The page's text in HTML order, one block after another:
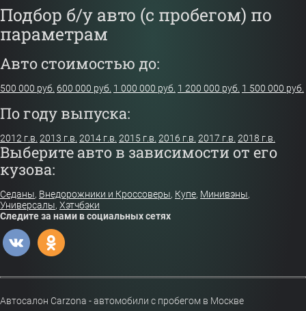
Подбор б/у авто (с пробегом) по
параметрам
Авто стоимостью до:
500 000 руб. 600 000 руб. 1 000 000 руб. 1 200 000 руб. 1 500 000 руб.
По году выпуска:
2012 г.в. 2013 г.в. 2014 г.в. 2015 г.в. 2016 г.в. 2017 г.в. 2018 г.в.
Выберите авто в зависимости от его
кузова:
Седаны, Внедорожники и Кроссоверы, Купе, Минивэны,
Универсалы, Хэтчбэки
Следите за нами в социальных сетях
Автосалон Carzona - автомобили с пробегом в Москве